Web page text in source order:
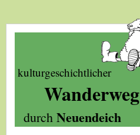
kulturgeschichtlicher
Wanderweg
durch Neuendeich